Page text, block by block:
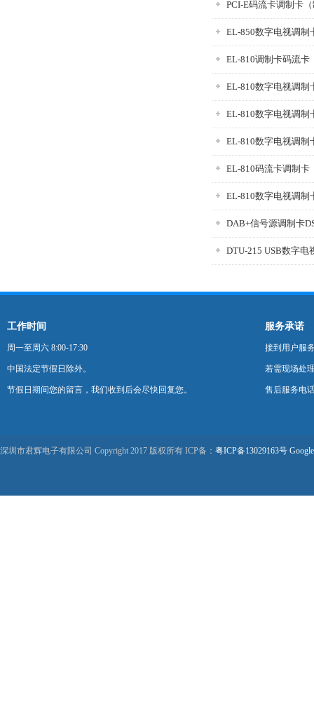
PCI-E码流卡调制卡
EL-850数字电视调制
EL-810调制卡码流卡
EL-810数字电视调制
EL-810数字电视调制
EL-810数字电视调制
EL-810码流卡调制卡
EL-810数字电视调制
DAB+信号源调制卡
DTU-215 USB数字电
工作时间
周一至周六 8:00-17:30
中国法定节假日除外。
节假日期间您的留言，我们收到后会尽快回复您。
服务承诺
接到用户服
若需现场处
售后服务电
深圳市君辉电子有限公司 Copyright 2017 版权所有 ICP备： 粤ICP备13029163号